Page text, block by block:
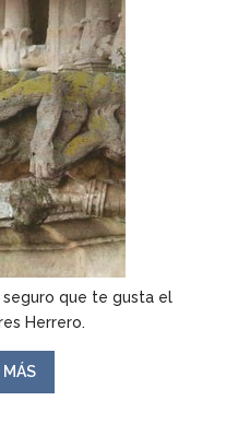
seguro que te gusta el
Herrero.
MÁS